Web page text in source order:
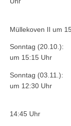
TuS
Müllekoven II um
Sonntag (20.10.):
um 15:15 Uhr
Sonntag (03.11.):
um 12:30 Uhr
TuS
14:45 Uhr